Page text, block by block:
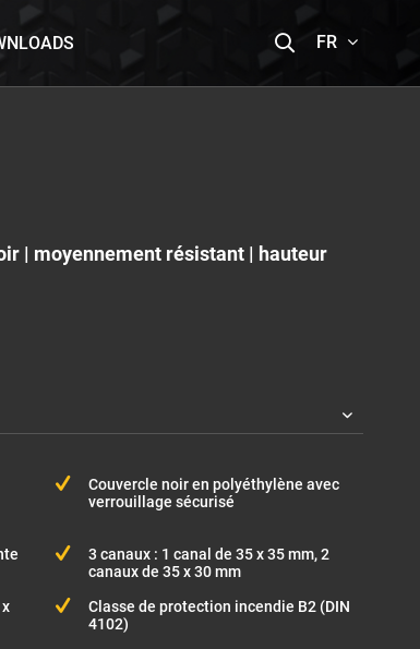
FR
| moyennement résistant | hauteur
Couvercle noir en polyéthylène avec
verrouillage sécurisé
3 canaux : 1 canal de 35 x 35 mm, 2
canaux de 35 x 30 mm
Classe de protection incendie B2 (DIN
4102)